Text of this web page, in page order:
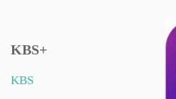
KBS+
KBS